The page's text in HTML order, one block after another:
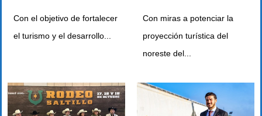
Con el objetivo de fortalecer
el turismo y el desarrollo...
Con miras a potenciar la
proyección turística del
noreste del...